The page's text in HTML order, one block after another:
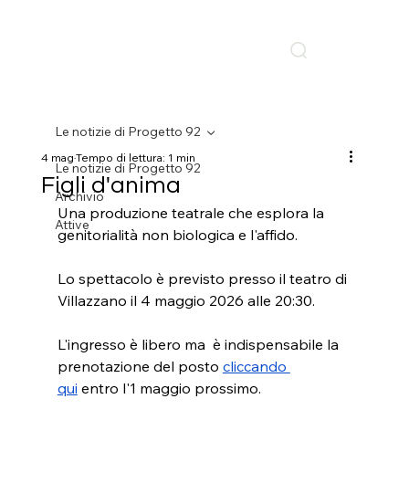
Le notizie di Progetto 92
Archivio
Attive
Le notizie di Progetto 92
Figli d'anima
4 magTempo di lettura: 1 min
Una produzione teatrale che esplora la
genitorialità non biologica e l'affido.
Lo spettacolo è previsto presso il teatro di
Villazzano il 4 maggio 2026 alle 20:30.
L'ingresso è libero ma  è indispensabile la
prenotazione del posto cliccando
qui entro l'1 maggio prossimo.